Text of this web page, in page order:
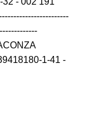
1-41 -